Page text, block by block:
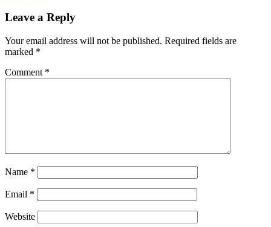
Leave a Reply
Your email address will not be published. Required fields are
marked *
Comment *
Name *
Email *
Website